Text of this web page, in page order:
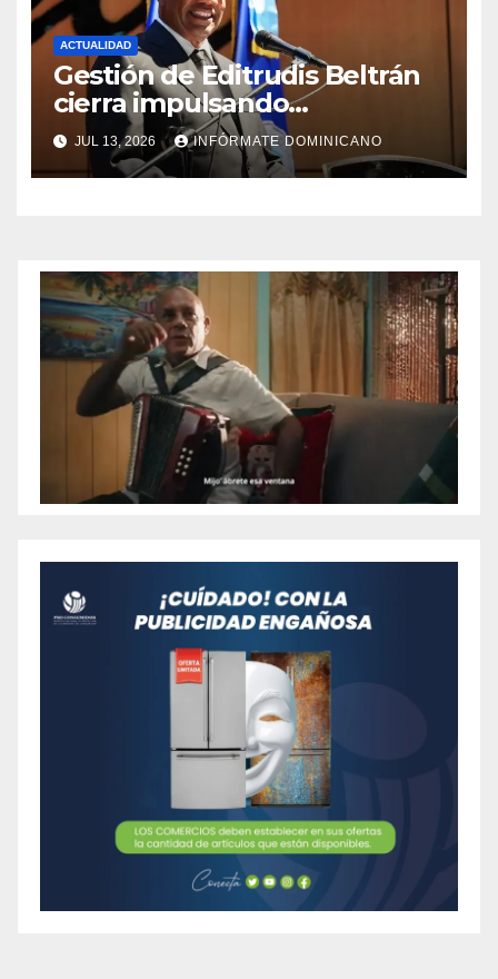
ACTUALIDAD
Gestión de Editrudis Beltrán
cierra impulsando
modernización, expansión y
transformación institucional
JUL 13, 2026 INFÓRMATE DOMINICANO